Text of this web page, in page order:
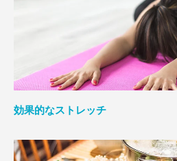
効果的なストレッチ